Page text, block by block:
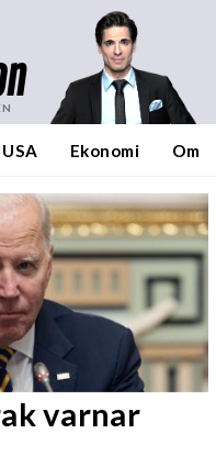
USA Ekonomi Om
varnar